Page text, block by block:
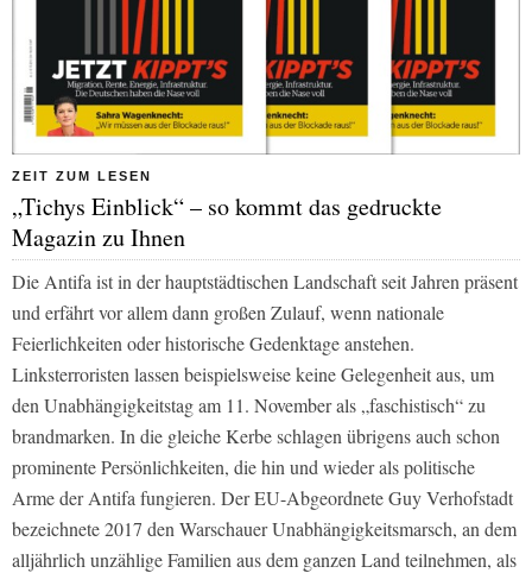
ZEIT ZUM LESEN
„Tichys Einblick“ – so kommt das gedruckte
Magazin zu Ihnen
Die Antifa ist in der hauptstädtischen Landschaft seit Jahren präsent
und erfährt vor allem dann großen Zulauf, wenn nationale
Feierlichkeiten oder historische Gedenktage anstehen.
Linksterroristen lassen beispielsweise keine Gelegenheit aus, um
den Unabhängigkeitstag am 11. November als „faschistisch“ zu
brandmarken. In die gleiche Kerbe schlagen übrigens auch schon
prominente Persönlichkeiten, die hin und wieder als politische
Arme der Antifa fungieren. Der EU-Abgeordnete Guy Verhofstadt
bezeichnete 2017 den Warschauer Unabhängigkeitsmarsch, an dem
alljährlich unzählige Familien aus dem ganzen Land teilnehmen, als